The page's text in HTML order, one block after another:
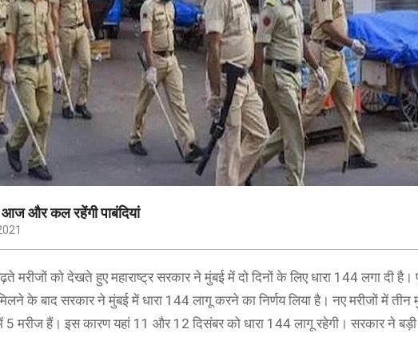
आज और कल रहेंगी पाबंदियां
मरीजों को देखते हुए महाराष्ट्र सरकार ने मुंबई में दो दिनों के लिए धारा 144 लगा दी
के बाद सरकार ने मुंबई में धारा 144 लागू करने का निर्णय लिया है। नए मरीजों में
मरीज हैं। इस कारण यहां 11 और 12 दिसंबर को धारा 144 लागू रहेगी। सरकार ने